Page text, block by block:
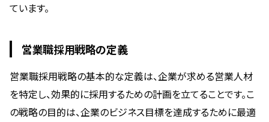
ています。
営業職採用戦略の定義
営業職採用戦略の基本的な定義は、企業が求める営業人材
を特定し、効果的に採用するための計画を立てることです。こ
の戦略の目的は、企業のビジネス目標を達成するために最適